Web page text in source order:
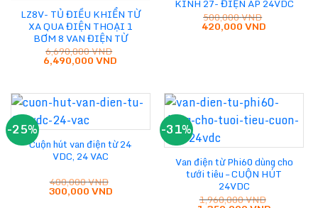
LZ8V- TỦ ĐIỀU KHIỂN TỪ
XA QUA ĐIỆN THOẠI 1
BƠM 8 VAN ĐIỆN TỪ
6,690,000VND
Giá
gốc
6,490,000VND
6,490,000 VND.
KÍNH 27- ĐIỆN ÁP 24VDC
500,000VND
Giá
gốc
420,000VND
-25%
Cuộn hút van điện từ 24
VDC, 24 VAC
400,000VND
Giá
gốc
300,000VNDGiá
hiện
-31%
Van điện từ Phi60 dùng cho
tưới tiêu – CUỘN HÚT
24VDC
1,960,000VND